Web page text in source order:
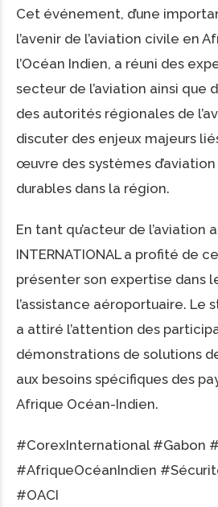
Cet événement, d’une
l’avenir de l’aviation civile en
l’Océan Indien, a réuni des
secteur de l’aviation ainsi que
des autorités régionales de
discuter des enjeux majeurs
œuvre des systèmes
durables dans la région.
En tant qu’acteur de l’aviation
INTERNATIONAL a profité de
présenter son expertise dans
l’assistance aéroportuaire. Le
a attiré l’attention des
démonstrations de solutions
aux besoins spécifiques des
Afrique Océan-Indien.
#CorexInternational #Gabon
#AfriqueOcéanIndien
#OACI